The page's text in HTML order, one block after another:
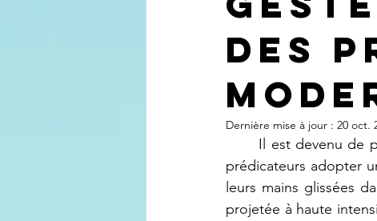
des
Dernière mise à jour : 20 oct.
prédicateurs adopter
leurs mains glissées
projetée à haute